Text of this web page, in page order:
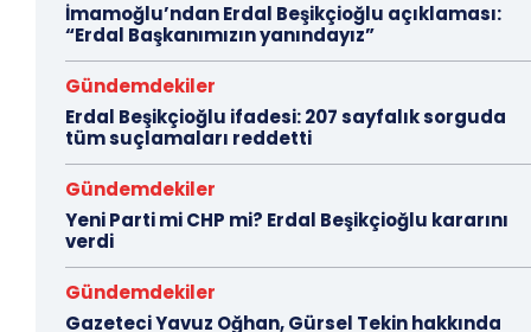
İmamoğlu’ndan Erdal Beşikçioğlu açıklaması:
“Erdal Başkanımızın yanındayız”
Gündemdekiler
Erdal Beşikçioğlu ifadesi: 207 sayfalık sorguda
tüm suçlamaları reddetti
Gündemdekiler
Yeni Parti mi CHP mi? Erdal Beşikçioğlu kararını
verdi
Gündemdekiler
Gazeteci Yavuz Oğhan, Gürsel Tekin hakkında